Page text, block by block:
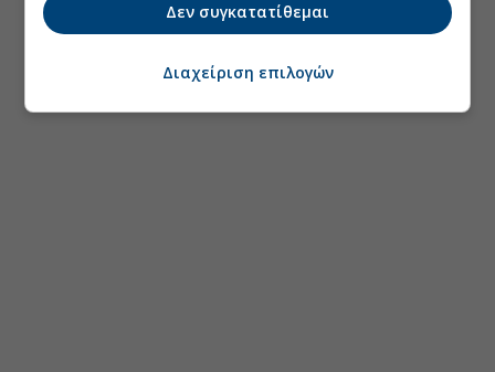
Δεν συγκατατίθεμαι
Διαχείριση επιλογών